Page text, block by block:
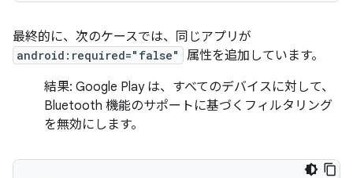
最終的に、次のケースでは、同じアプリが
android:required="false"
属性を追加しています。
結果: Google Play は、すべてのデバイスに対して、
Bluetooth 機能のサポートに基づくフィルタリング
を無効にします。